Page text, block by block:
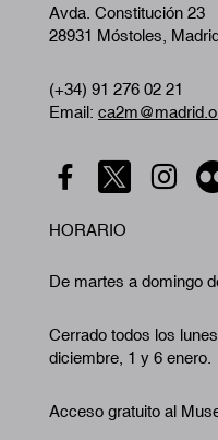
Avda. Constitución 23
28931 Móstoles,
(+34) 91 276 02 21
Email:
HORARIO
De martes a domingo
Cerrado todos los
diciembre, 1 y 6 enero.
Acceso gratuito al